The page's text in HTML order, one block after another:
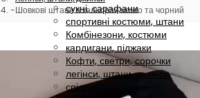
сукні, сарафани
спортивні костюми, штани
Комбінезони, костюми
кардигани, піджаки
Кофти, светри, сорочки
легінси, штани, джинси
спідниці
Шовкові штани в кольорах мокко та чорний